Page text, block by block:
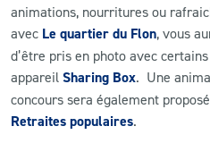
animations, nourritures ou
avec Le quartier du Flon, vous
d’être pris en photo avec
appareil Sharing Box. Une
concours sera également
Retraites populaires.